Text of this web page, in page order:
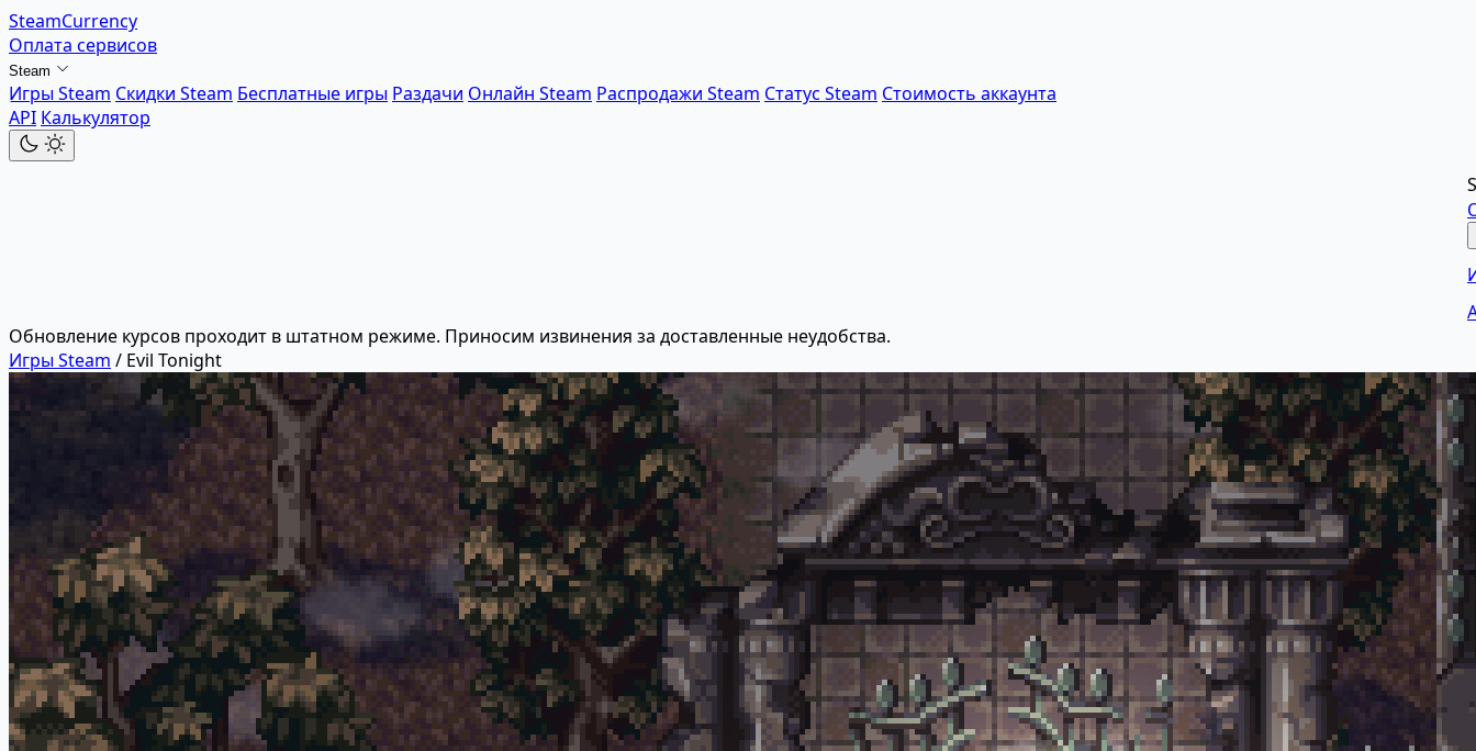
SteamCurrency
Оплата сервисов
Steam
Игры Steam Скидки Steam Бесплатные игры Раздачи Онлайн Steam Распродажи Steam Статус Steam Стоимость аккаунта
API Калькулятор
Обновление курсов проходит в штатном режиме. Приносим извинения за доставленные неудобства.
Игры Steam / Evil Tonight